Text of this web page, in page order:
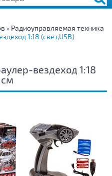
» Радиоуправляемая техника
1:18 (свет,USB)
вездеход 1:18
см